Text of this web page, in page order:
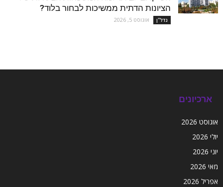
הציונות הדתית ממשיכות לבחור בלוד?
נדל''ן אוגוסט 5, 2026
ארכיונים
אוגוסט 2026
יולי 2026
יוני 2026
מאי 2026
אפריל 2026